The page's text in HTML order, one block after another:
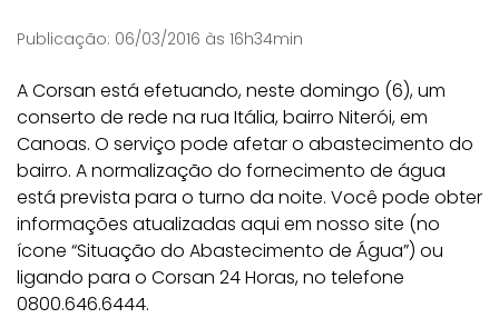
Publicação: 06/03/2016 às 16h34min
A Corsan está efetuando, neste domingo (6), um
conserto de rede na rua Itália, bairro Niterói, em
Canoas. O serviço pode afetar o abastecimento do
bairro. A normalização do fornecimento de água
está prevista para o turno da noite. Você pode obter
informações atualizadas aqui em nosso site (no
ícone “Situação do Abastecimento de Água”) ou
ligando para o Corsan 24 Horas, no telefone
0800.646.6444.